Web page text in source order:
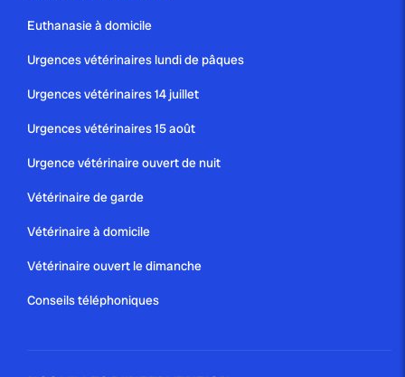
publié le 18 février 2021
COMPAGNIE D’UN ANIMAL
compagnie d’un animal apporte bien-être et réconfort
Euthanasie à domicile
Urgences vétérinaires lundi de pâques
Urgences vétérinaires 14 juillet
Urgences vétérinaires 15 août
Urgence vétérinaire ouvert de nuit
Vétérinaire de garde
Vétérinaire à domicile
Vétérinaire ouvert le dimanche
Conseils téléphoniques